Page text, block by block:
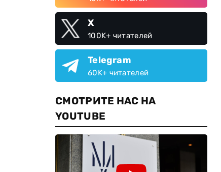
X
100K+ читателей
Telegram
60K+ читателей
СМОТРИТЕ НАС НА
YOUTUBE